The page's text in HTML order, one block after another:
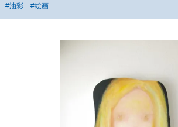
#油彩 #絵画